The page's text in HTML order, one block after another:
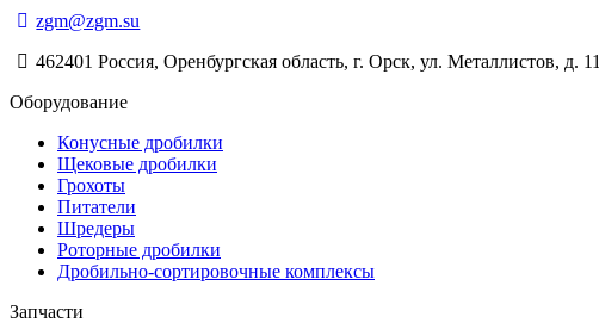
zgm@zgm.su
462401 Россия, Оренбургская область, г. Орск, ул. Металлистов, д. 11
Оборудование
Конусные дробилки
Щековые дробилки
Грохоты
Питатели
Шредеры
Роторные дробилки
Дробильно-сортировочные комплексы
Запчасти